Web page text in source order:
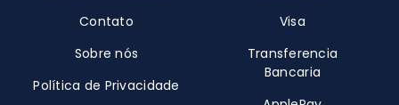
Contato
Sobre nós
Política de Privacidade
Visa
Transferencia
Bancaria